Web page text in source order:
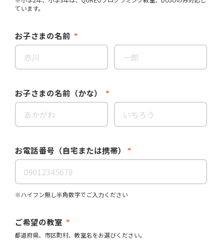
ています。
お子さまの名前
お子さまの名前（かな）
お電話番号（自宅または携帯）
※ハイフン無し半角数字でご入力ください
ご希望の教室
都道府県、市区町村、教室名をお選びください。